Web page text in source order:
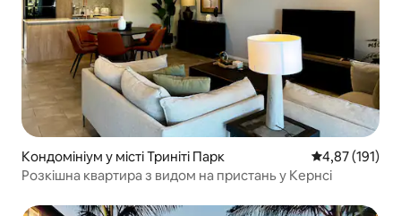
Кондомініум у місті Триніті Парк Середня
4,87 (191)
Розкішна квартира з видом на пристань у Кернсі